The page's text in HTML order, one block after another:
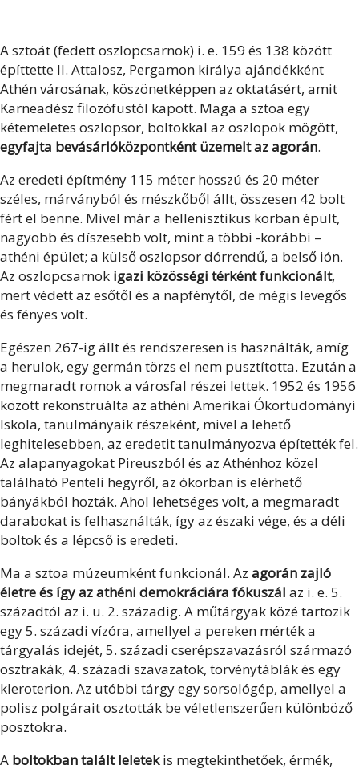
A sztoát (fedett oszlopcsarnok) i. e. 159 és 138 között
építtette II. Attalosz, Pergamon királya ajándékként
Athén városának, köszönetképpen az oktatásért, amit
Karneadész filozófustól kapott. Maga a sztoa egy
kétemeletes oszlopsor, boltokkal az oszlopok mögött,
egyfajta bevásárlóközpontként üzemelt az agorán.
Az eredeti építmény 115 méter hosszú és 20 méter
széles, márványból és mészkőből állt, összesen 42 bolt
fért el benne. Mivel már a hellenisztikus korban épült,
nagyobb és díszesebb volt, mint a többi -korábbi –
athéni épület; a külső oszlopsor dórrendű, a belső ión.
Az oszlopcsarnok igazi közösségi térként funkcionált,
mert védett az esőtől és a napfénytől, de mégis levegős
és fényes volt.
Egészen 267-ig állt és rendszeresen is használták, amíg
a herulok, egy germán törzs el nem pusztította. Ezután a
megmaradt romok a városfal részei lettek. 1952 és 1956
között rekonstruálta az athéni Amerikai Ókortudományi
Iskola, tanulmányaik részeként, mivel a lehető
leghitelesebben, az eredetit tanulmányozva építették fel.
Az alapanyagokat Pireuszból és az Athénhoz közel
található Penteli hegyről, az ókorban is elérhető
bányákból hozták. Ahol lehetséges volt, a megmaradt
darabokat is felhasználták, így az északi vége, és a déli
boltok és a lépcső is eredeti.
Ma a sztoa múzeumként funkcionál. Az agorán zajló
életre és így az athéni demokráciára fókuszál az i. e. 5.
századtól az i. u. 2. századig. A műtárgyak közé tartozik
egy 5. századi vízóra, amellyel a pereken mérték a
tárgyalás idejét, 5. századi cserépszavazásról származó
osztrakák, 4. századi szavazatok, törvénytáblák és egy
kleroterion. Az utóbbi tárgy egy sorsológép, amellyel a
polisz polgárait osztották be véletlenszerűen különböző
posztokra.
A boltokban talált leletekis megtekinthetőek, érmék,